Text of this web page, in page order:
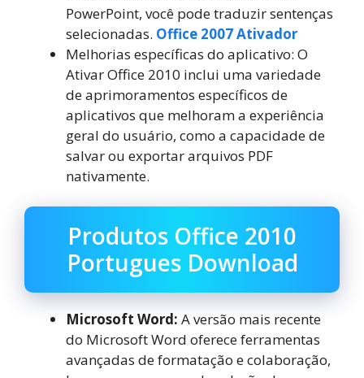
PowerPoint, você pode traduzir sentenças
selecionadas. Office 2007 Ativador
Melhorias específicas do aplicativo: O
Ativar Office 2010 inclui uma variedade
de aprimoramentos específicos de
aplicativos que melhoram a experiência
geral do usuário, como a capacidade de
salvar ou exportar arquivos PDF
nativamente.
Produtos Office 2010
Portugues Download
Microsoft Word: A versão mais recente
do Microsoft Word oferece ferramentas
avançadas de formatação e colaboração,